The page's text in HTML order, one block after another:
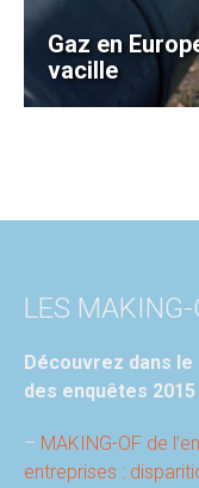
Gaz en
vacille
LES MAKING-
Découvrez dans
des enquêtes
– MAKING-OF de
entreprises :